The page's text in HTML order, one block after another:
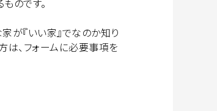
のです。
が『いい家』でなのか知り
は、フォームに必要事項を